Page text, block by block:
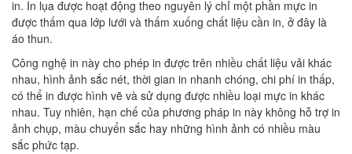
in. In lụa được hoạt động theo nguyên lý chỉ một phần mực in
được thấm qua lớp lưới và thấm xuống chất liệu cần in, ở đây là
áo thun.
Công nghệ in này cho phép in được trên nhiều chất liệu vải khác
nhau, hình ảnh sắc nét, thời gian in nhanh chóng, chi phí in thấp,
có thể in được hình vẽ và sử dụng được nhiều loại mực in khác
nhau. Tuy nhiên, hạn chế của phương pháp in này không hỗ trợ in
ảnh chụp, màu chuyển sắc hay những hình ảnh có nhiều màu
sắc phức tạp.